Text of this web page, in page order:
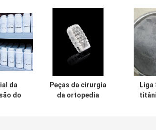
da
do
Peças da cirurgia
da ortopedia
Liga